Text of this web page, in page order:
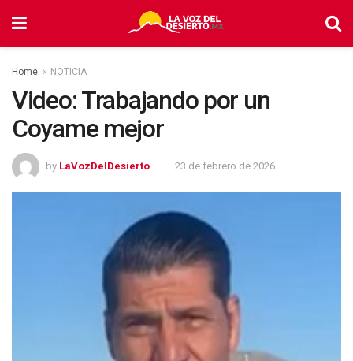
Home NOTICIA
Video: Trabajando por un
Coyame mejor
by LaVozDelDesierto 23 de febrero de 2026